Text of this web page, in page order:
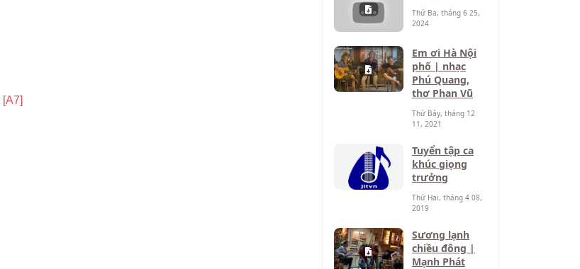
[A7]
Thứ Ba, tháng 6 25,
2024
Em ơi Hà Nội
phố | nhạc
Phú Quang,
thơ Phan Vũ
Thứ Bảy, tháng 12
11, 2021
Tuyển tập ca
khúc giọng
trưởng
Thứ Hai, tháng 4 08,
2019
Sương lạnh
chiều đông |
Mạnh Phát